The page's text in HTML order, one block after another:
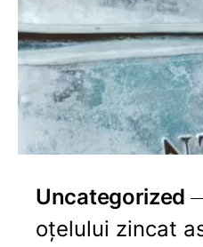
Uncategorized
oțelului zincat